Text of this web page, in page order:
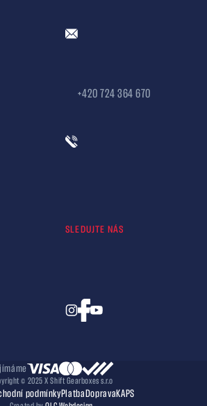
+420 724 364 670
SLEDUJTE NÁS
© 2025 X Shift Gearboxes s.r.o
podmínkyPlatba Doprava KAPS